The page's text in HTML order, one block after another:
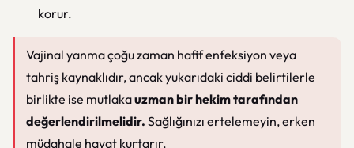
korur.
Vajinal yanma çoğu zaman hafif enfeksiyon veya
tahriş kaynaklıdır, ancak yukarıdaki ciddi belirtilerle
birlikte ise mutlakauzman bir hekim tarafından
değerlendirilmelidir. Sağlığınızı ertelemeyin, erken
müdahale hayat kurtarır.